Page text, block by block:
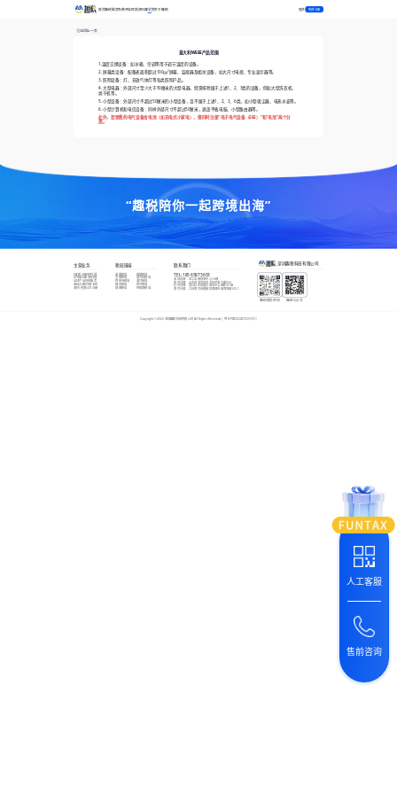
人工客服
售前咨询
首页趣税服务免费开店跨境资讯趣学院关于趣税 登录 免费注册
返回上一页
意大利WEEE产品范围
1.温度交换设备：如冰箱、空调等用于调节温度的设备。
2. 屏幕类设备：配备表面积超过100㎝²屏幕、监视器及相关设备，如大尺寸电视、专业显示器等。
3. 照明设备：灯、充放气体灯等各类照明产品。
4. 大型电器：外部尺寸至少大于50厘米的大型电器，但需排除属于上述1、2、3类的设备，例如大型洗衣机、
烘干机等。
5. 小型设备：外部尺寸不超过50厘米的小型设备，且不属于上述1、2、3、6类，如小型吸尘器、电热水壶等。
6. 小型计算机和电信设备：同样外部尺寸不超过50厘米，涵盖平板电脑、小型路由器等。
此外，若销售的电气设备含电池（如充电式小家电），需同时注册“电子电气设备（EEE）”和“电池”两个分
类。
“趣税陪你一起跨境出海”
主营业务
VAT新注册/转代理
EPR新注册/转代理
全球产品合规服务
商标注册/外观专利
海外/香港公司注册
税局链接
英国税局
德国税局
法国税局
意大利税局
西班牙税局
波兰税局
捷克税局
荷兰税局
瑞典税局
阿联酋税局
联系我们
TEL:185 6587 3653
深圳总部
龙华龙胜恒博中心16楼
青岛分部
山东省青岛市市北区中海大厦503
杭州分部
浙江杭州市富亿商业中心B座1015B
南京分部
江苏南京市建邺区南部市政南塔楼621-1
深圳趣税科技有限公司
趣税服务咨询 趣税公众号
Copyright ©2026深圳趣税科技有限公司 All Rights Reserved | 粤ICP备2022072555号-1